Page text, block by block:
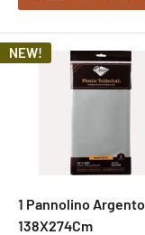
NEW!
1 Pannolino Argento
138X274Cm